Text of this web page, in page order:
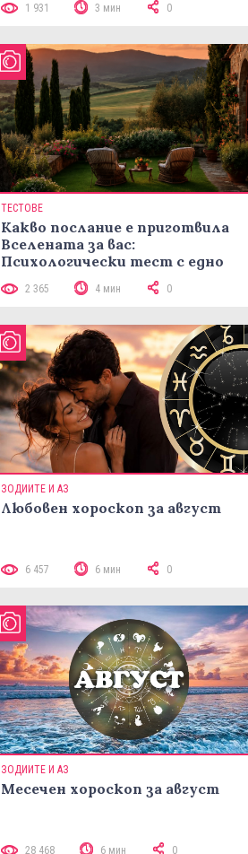
1 931 3 мин 0
ТЕСТОВЕ
Какво послание е приготвила
Вселената за вас:
Психологически тест с едно
2 365 4 мин 0
ЗОДИИТЕ И АЗ
Любовен хороскоп за август
6 457 6 мин 0
ЗОДИИТЕ И АЗ
Месечен хороскоп за август
28 468 6 мин 0